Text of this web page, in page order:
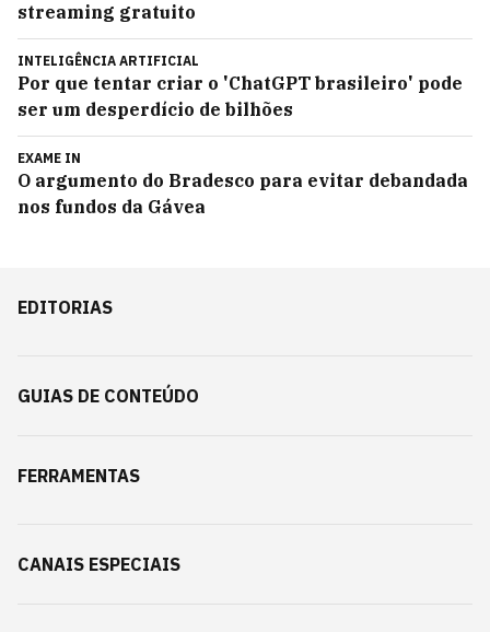
streaming gratuito
INTELIGÊNCIA ARTIFICIAL
Por que tentar criar o 'ChatGPT brasileiro' pode
ser um desperdício de bilhões
EXAME IN
O argumento do Bradesco para evitar debandada
nos fundos da Gávea
EDITORIAS
GUIAS DE CONTEÚDO
FERRAMENTAS
CANAIS ESPECIAIS